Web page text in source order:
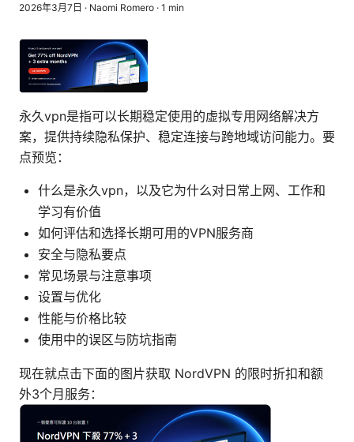
2026年3月7日 · Naomi Romero · 1 min
永久vpn是指可以长期稳定使用的虚拟专用网络解决方
案，提供持续隐私保护、稳定连接与跨地域访问能力。要
点预览：
什么是永久vpn，以及它为什么对日常上网、工作和
学习有价值
如何评估和选择长期可用的VPN服务商
安全与隐私要点
常见场景与注意事项
设置与优化
性能与价格比较
使用中的误区与防坑指南
现在就点击下面的图片获取 NordVPN 的限时折扣和额
外3个月服务：